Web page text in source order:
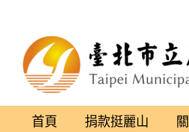
首頁 捐款挺麗山